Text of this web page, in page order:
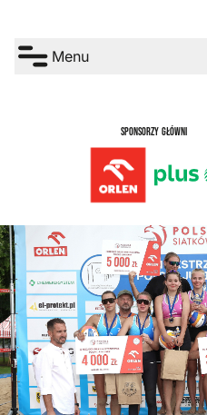
Menu
SPONSORZY GŁÓWNI